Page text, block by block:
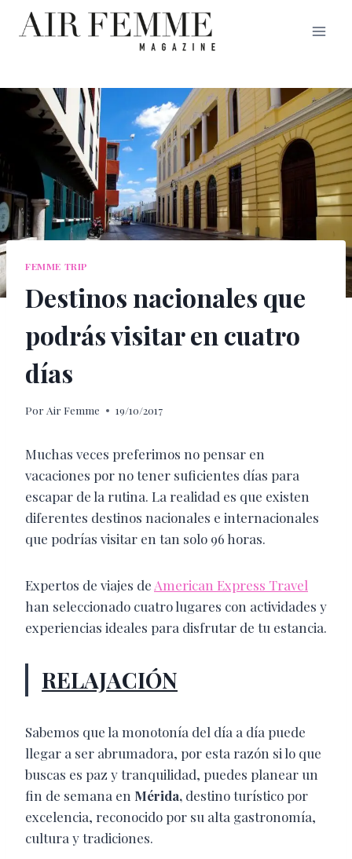
Saltar
FEMME TRIP
Destinos nacionales que
podrás visitar en cuatro
días
Por Air Femme 19/10/2017
Muchas veces preferimos no pensar en
vacaciones por no tener suficientes días para
escapar de la rutina. La realidad es que existen
diferentes destinos nacionales e internacionales
que podrías visitar en tan solo 96 horas.
Expertos de viajes de American Express Travel
han seleccionado cuatro lugares con actividades y
experiencias ideales para disfrutar de tu estancia.
RELAJACIÓN
Sabemos que la monotonía del día a día puede
llegar a ser abrumadora, por esta razón si lo que
buscas es paz y tranquilidad, puedes planear un
fin de semana en Mérida, destino turístico por
excelencia, reconocido por su alta gastronomía,
cultura y tradiciones.